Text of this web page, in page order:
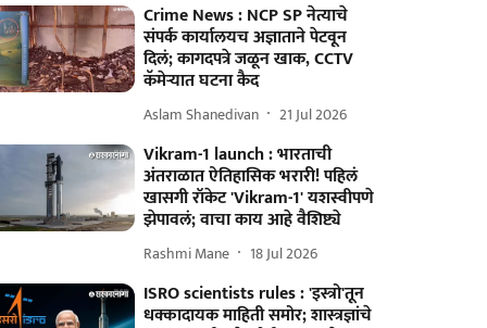
Crime News : NCP SP नेत्याचे
संपर्क कार्यालयच अज्ञाताने पेटवून
दिलं; कागदपत्रे जळून खाक, CCTV
कॅमेऱ्यात घटना कैद
Aslam Shanedivan 21 Jul 2026
Vikram-1 launch : भारताची
अंतराळात ऐतिहासिक भरारी! पहिलं
खासगी रॉकेट 'Vikram-1' यशस्वीपणे
झेपावलं; वाचा काय आहे वैशिष्ट्ये
Rashmi Mane 18 Jul 2026
ISRO scientists rules : 'इस्त्रो'तून
धक्कादायक माहिती समोर; शास्त्रज्ञांचे